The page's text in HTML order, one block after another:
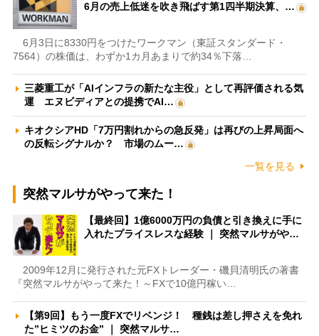
6月の売上低迷を吹き飛ばす第1四半期決算、…
6月3日に8330円をつけたワークマン（東証スタンダード・
7564）の株価は、わずか1カ月あまりで約34％下落…
三菱重工が「AIインフラの新たな主役」として再評価される気
運 エヌビディアとの提携でAI…
キオクシアHD「7万円割れからの急反発」は再びの上昇局面へ
の反転シグナルか？ 市場のムー…
一覧を見る
突然マルサがやって来た！
【最終回】1億6000万円の負債と引き換えに手に
入れたプライスレスな経験 ｜ 突然マルサがや…
2009年12月に発行された元FXトレーダー・磯貝清明氏の著書
『突然マルサがやって来た！～FXで10億円稼い…
【第9回】もう一度FXでリベンジ！ 種銭は差し押さえを免れ
た”ヒミツのお金” ｜ 突然マルサ…